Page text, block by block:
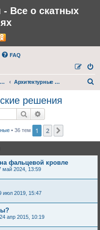
Все о скатных
FAQ
Монтаж и ремонт кровли Архитектурные и технические решения
решения
Поиск
• 36 тем 1 2
фальцевой кровле
май 2024, 13:59
июл 2019, 15:47
24 апр 2015, 10:19